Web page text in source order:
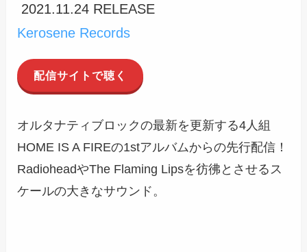
2021.11.24 RELEASE
Kerosene Records
配信サイトで聴く
オルタナティブロックの最新を更新する4人組
HOME IS A FIREの1stアルバムからの先行配信！
RadioheadやThe Flaming Lipsを彷彿とさせるス
ケールの大きなサウンド。